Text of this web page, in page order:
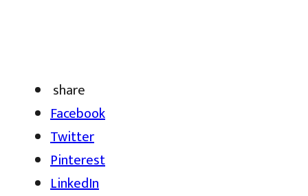
share
Facebook
Twitter
Pinterest
LinkedIn